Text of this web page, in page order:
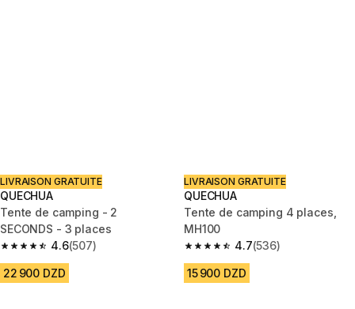
LIVRAISON GRATUITE
QUECHUA
Tente de camping - 2
SECONDS - 3 places
4.6
4.6 out of 5 stars from 507 reviews
(507)
22 900 DZD
LIVRAISON GRATUITE
QUECHUA
Tente de camping 4 places,
MH100
4.7
4.7 out of 5 stars from 536
(536)
15 900 DZD